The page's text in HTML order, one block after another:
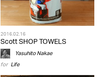
2016.02.16
Scott SHOP TOWELS
Yasuhito Nakae
for Life